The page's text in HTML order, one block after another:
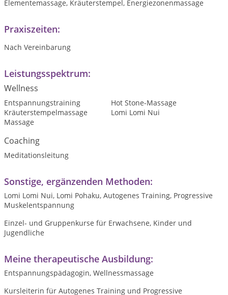
Elementemassage, Kräuterstempel, Energiezonenmassage
Praxiszeiten:
Nach Vereinbarung
Leistungsspektrum:
Wellness
Entspannungstraining
Hot Stone-Massage
Kräuterstempelmassage
Lomi Lomi Nui
Massage
Coaching
Meditationsleitung
Sonstige, ergänzenden Methoden:
Lomi Lomi Nui, Lomi Pohaku, Autogenes Training, Progressive
Muskelentspannung
Einzel- und Gruppenkurse für Erwachsene, Kinder und
Jugendliche
Meine therapeutische Ausbildung:
Entspannungspädagogin, Wellnessmassage
Kursleiterin für Autogenes Training und Progressive